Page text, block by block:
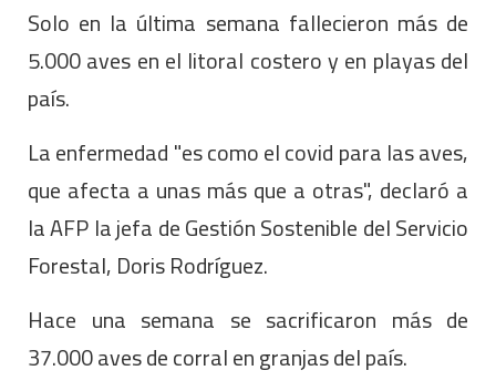
Solo en la última semana fallecieron más de
5.000 aves en el litoral costero y en playas del
país.
La enfermedad "es como el covid para las aves,
que afecta a unas más que a otras", declaró a
la AFP la jefa de Gestión Sostenible del Servicio
Forestal, Doris Rodríguez.
Hace una semana se sacrificaron más de
37.000 aves de corral en granjas del país.